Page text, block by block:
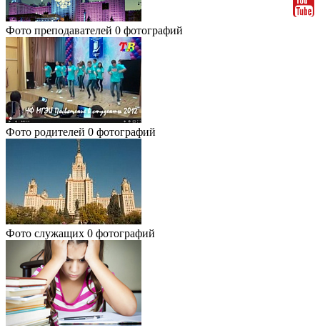
Фото преподавателей 0 фотографий
Фото родителей 0 фотографий
Фото служащих 0 фотографий